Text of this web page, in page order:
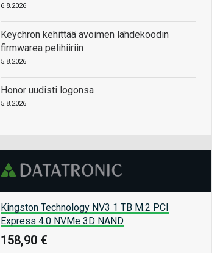
6.8.2026
Keychron kehittää avoimen lähdekoodin
firmwarea pelihiiriin
5.8.2026
Honor uudisti logonsa
5.8.2026
Kingston Technology NV3 1 TB M.2 PCI
Express 4.0 NVMe 3D NAND
158,90 €